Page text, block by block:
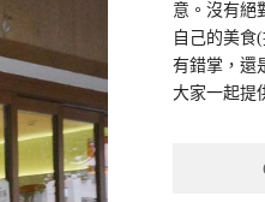
意。沒有絕
自己的美
有錯掌，還
大家一起提